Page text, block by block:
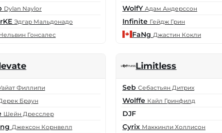
Dylan Naylor
Эдгар Мальдонадо
Гонсалес
WolfY Адам Андерссон
Infinite Гейдж Грин
FaNg Джастин Кокли
Филлипи
Браун
Шейн Дресслер
Джексон Корнвелл
Limitless
Seb Себастьян Дитрих
Wolffe Кайл Гринфилд
DJF
Cyrix Маккинли Холлисон